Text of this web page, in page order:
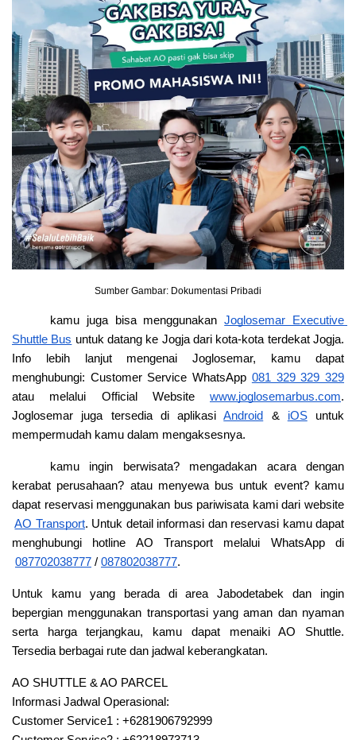
Sumber Gambar: Dokumentasi Pribadi
kamu juga bisa menggunakan Joglosemar Executive
Shuttle Bus untuk datang ke Jogja dari kota-kota terdekat Jogja.
Info lebih lanjut mengenai Joglosemar, kamu dapat
menghubungi: Customer Service WhatsApp 081 329 329 329
atau melalui Official Website
www.joglosemarbus.com.
Joglosemar juga tersedia di aplikasi Android & iOS untuk
mempermudah kamu dalam mengaksesnya.
kamu ingin berwisata? mengadakan acara dengan
kerabat perusahaan? atau menyewa bus untuk event? kamu
dapat reservasi menggunakan bus pariwisata kami dari website
AO Transport. Untuk detail informasi dan reservasi kamu dapat
menghubungi hotline AO Transport melalui WhatsApp di
087702038777 / 087802038777.
Untuk kamu yang berada di area Jabodetabek dan ingin
bepergian menggunakan transportasi yang aman dan nyaman
serta harga terjangkau, kamu dapat menaiki AO Shuttle.
Tersedia berbagai rute dan jadwal keberangkatan.
AO SHUTTLE & AO PARCEL
Informasi Jadwal Operasional:
Customer Service1 : +6281906792999